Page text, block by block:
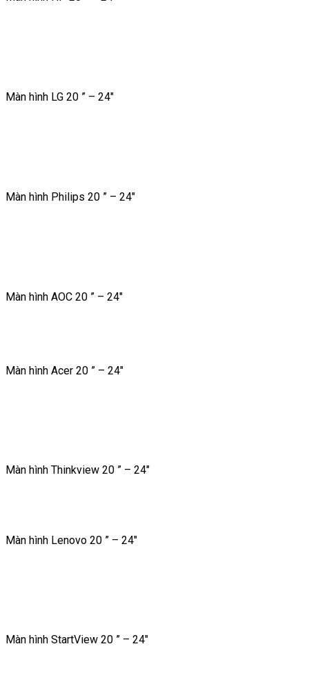
Màn hình LG 20 ” – 24″
Màn hình Philips 20 ” – 24″
Màn hình AOC 20 ” – 24″
Màn hình Acer 20 ” – 24″
Màn hình Thinkview 20 ” – 24″
Màn hình Lenovo 20 ” – 24″
Màn hình StartView 20 ” – 24″